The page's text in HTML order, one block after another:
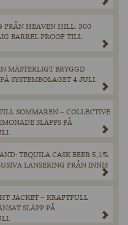
FRÅN HEAVEN HILL: 300
BARREL PROOF TILL
MÄSTERLIGT BRYGGD
SYSTEMBOLAGET 4 JULI.
SOMMAREN – COLLECTIVE
SLÄPPS PÅ
TEQUILA CASK BEER 5,1%
LANSERING FRÅN INNIS
JACKET – KRAFTFULL
SLÄPP PÅ